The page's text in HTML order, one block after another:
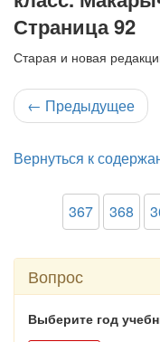
Страница 92
Старая и новая
← Предыдущее
Вернуться к
367 368
Вопрос
Выберите год